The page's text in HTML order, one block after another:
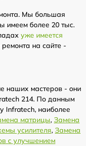
Мы большая
имеем более 20 тыс.
уже имеется
на сайте -
наших мастеров - они
214. По данным
Infratech, наиболее
матрицы, Замена
усилителя, Замена
с улучшением